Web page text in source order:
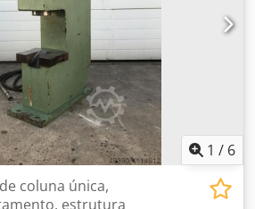
Abzsck - Ano: 1993 - Nº de série:
Peso: 2500 kg - Altura da máquina:
máquina: 700 mm - Comprimento
- Altura máxima de trabalho: 300
de trabalho: 380 mm - Comprimento
320 mm A prensa hidráulica foi
em excelente estado e funciona
está ligada à rede elétrica e 1 / 6
coluna única,
estrutura